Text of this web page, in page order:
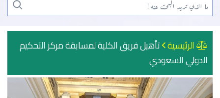
الرئيسية تأهيل فريق الكلية لمسابقة مركز التحكيم
الدولي السعودي